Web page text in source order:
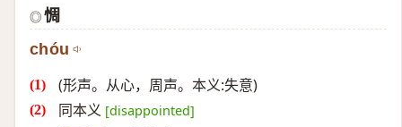
◎ 惆
chóu
(形声。从心，周声。本义:失意)
同本义 [disappointed]